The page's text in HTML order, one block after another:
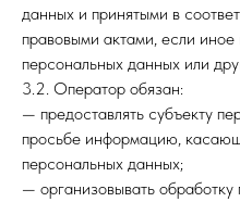
данных и принятыми в
правовыми актами, если
персональных данных или
3.2. Оператор обязан:
— предоставлять субъекту
просьбе информацию,
персональных данных;
— организовывать